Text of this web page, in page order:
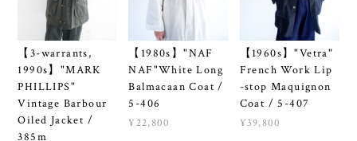
【3-warrants,
1990s】"MARK
PHILLIPS"
Vintage Barbour
Oiled Jacket /
385m
【1980s】"NAF
NAF"White Long
Balmacaan Coat /
5-406
¥22,800
【1960s】"Vetra"
French Work Lip
-stop Maquignon
Coat / 5-407
¥39,800